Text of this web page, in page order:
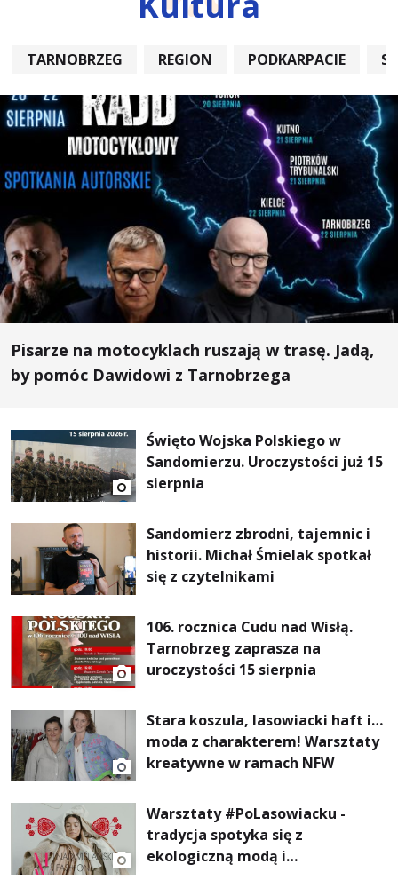
TARNOBRZEG REGION PODKARPACIE
Pisarze na motocyklach ruszają w trasę. Jadą,
by pomóc Dawidowi z Tarnobrzega
Święto Wojska Polskiego w
Sandomierzu. Uroczystości już 15
sierpnia
Sandomierz zbrodni, tajemnic i
historii. Michał Śmielak spotkał
się z czytelnikami
106. rocznica Cudu nad Wisłą.
Tarnobrzeg zaprasza na
uroczystości 15 sierpnia
Stara koszula, lasowiacki haft i…
moda z charakterem! Warsztaty
kreatywne w ramach NFW
Warsztaty #PoLasowiacku -
tradycja spotyka się z
ekologiczną modą i